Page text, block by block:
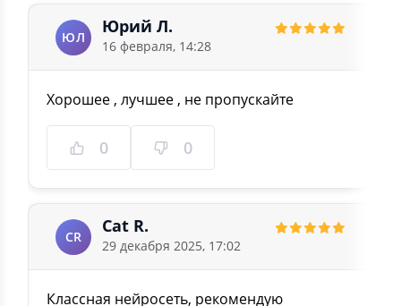
ЮЛ
Юрий Л.
16 февраля, 14:28
Хорошее , лучшее , не пропускайте
0 0
CR
Cat R.
29 декабря 2025, 17:02
Классная нейросеть, рекомендую